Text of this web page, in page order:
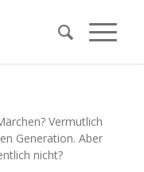
Vermutlich
Generation. Aber
nicht?